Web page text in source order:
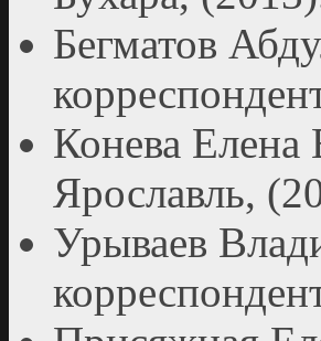
Бегматов
Конева Елена
Ярославль,
Урываев